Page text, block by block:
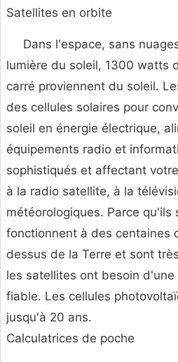
Satellites en orbite
Dans l'espace, sans
lumière du soleil, 1300 watts
carré proviennent du soleil.
des cellules solaires pour
soleil en énergie électrique,
équipements radio et
sophistiqués et affectant
à la radio satellite, à la
météorologiques. Parce qu'ils
fonctionnent à des centaines
dessus de la Terre et sont
les satellites ont besoin
fiable. Les cellules
jusqu'à 20 ans.
Calculatrices de poche